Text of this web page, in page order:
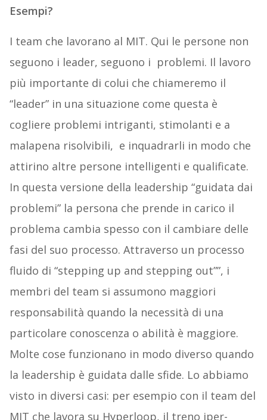
Esempi?
I team che lavorano al MIT. Qui le persone non
seguono i leader, seguono i problemi. Il lavoro
più importante di colui che chiameremo il
“leader” in una situazione come questa è
cogliere problemi intriganti, stimolanti e a
malapena risolvibili, e inquadrarli in modo che
attirino altre persone intelligenti e qualificate.
In questa versione della leadership “guidata dai
problemi” la persona che prende in carico il
problema cambia spesso con il cambiare delle
fasi del suo processo. Attraverso un processo
fluido di “stepping up and stepping out””, i
membri del team si assumono maggiori
responsabilità quando la necessità di una
particolare conoscenza o abilità è maggiore.
Molte cose funzionano in modo diverso quando
la leadership è guidata dalle sfide. Lo abbiamo
visto in diversi casi: per esempio con il team del
MIT che lavora su Hyperloop, il treno iper-